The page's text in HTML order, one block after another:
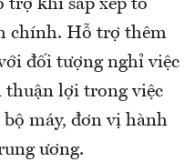
trợ khi sắp xếp tổ
chính. Hỗ trợ thêm
đối tượng nghỉ việc
thuận lợi trong việc
máy, đơn vị hành
ương.